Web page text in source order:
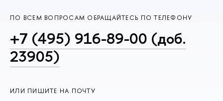
ПО ВСЕМ ВОПРОСАМ ОБРАЩАЙТЕСЬ ПО ТЕЛЕФОНУ
+7 (495) 916-89-00 (доб.
23905)
ИЛИ ПИШИТЕ НА ПОЧТУ